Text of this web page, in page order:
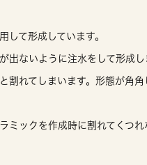
して形成しています。
出ないように注水をして形成し
割れてしまいます。形態が角
ミックを作成時に割れてくつ